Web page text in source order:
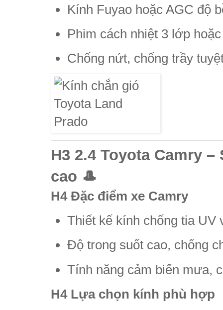
Kính Fuyao hoặc AGC độ
Phim cách nhiệt 3 lớp
Chống nứt, chống trầy
H3 2.4 Toyota Camry
cao 🎩
H4 Đặc điểm xe Camry
Thiết kế kính chống tia UV
Độ trong suốt cao, chống
Tính năng cảm biến mưa,
H4 Lựa chọn kính phù hợp